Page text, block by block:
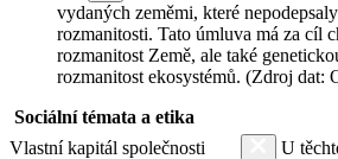
vydaných zeměmi, které
rozmanitosti. Tato úmluva má za cíl
rozmanitost Země, ale také
rozmanitost ekosystémů. (Zdroj dat:
Sociální témata a etika
Vlastní kapitál společnosti
U